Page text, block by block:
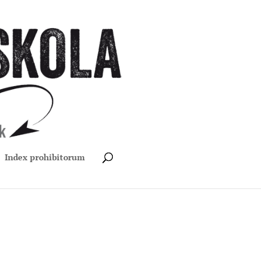
Index prohibitorum